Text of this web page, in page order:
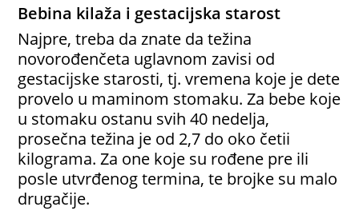
Bebina kilaža i gestacijska starost
Najpre, treba da znate da težina
novorođenčeta uglavnom zavisi od
gestacijske starosti, tj. vremena koje je dete
provelo u maminom stomaku. Za bebe koje
u stomaku ostanu svih 40 nedelja,
prosečna težina je od 2,7 do oko četii
kilograma. Za one koje su rođene pre ili
posle utvrđenog termina, te brojke su malo
drugačije.